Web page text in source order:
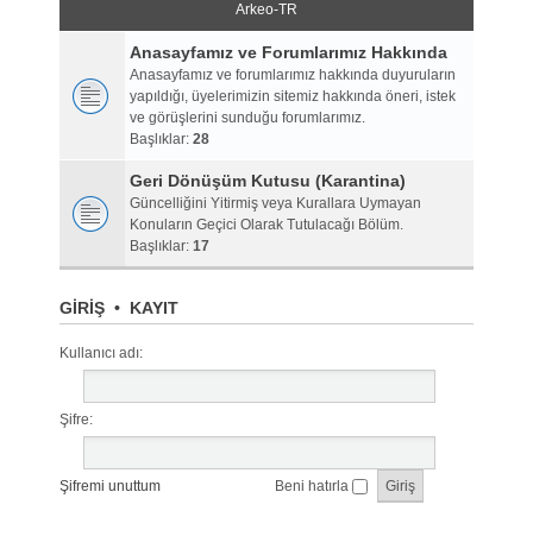
Arkeo-TR
Anasayfamız ve Forumlarımız Hakkında
Anasayfamız ve forumlarımız hakkında duyuruların
yapıldığı, üyelerimizin sitemiz hakkında öneri, istek
ve görüşlerini sunduğu forumlarımız.
Başlıklar: 28
Geri Dönüşüm Kutusu (Karantina)
Güncelliğini Yitirmiş veya Kurallara Uymayan
Konuların Geçici Olarak Tutulacağı Bölüm.
Başlıklar: 17
GIRIŞ• KAYIT
Kullanıcı adı:
Şifre:
Şifremi unuttum Beni hatırla